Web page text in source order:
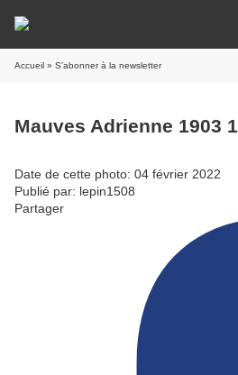
Accueil » S'abonner à la newsletter
Mauves Adrienne 1903 1
Date de cette photo: 04 février 2022
Publié par: lepin1508
Partager